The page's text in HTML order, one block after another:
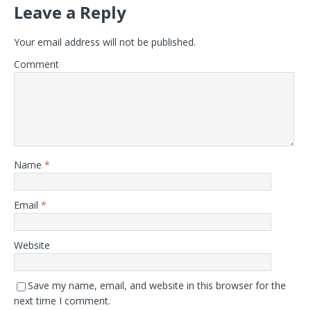
Leave a Reply
Your email address will not be published.
Comment
Name *
Email *
Website
Save my name, email, and website in this browser for the
next time I comment.